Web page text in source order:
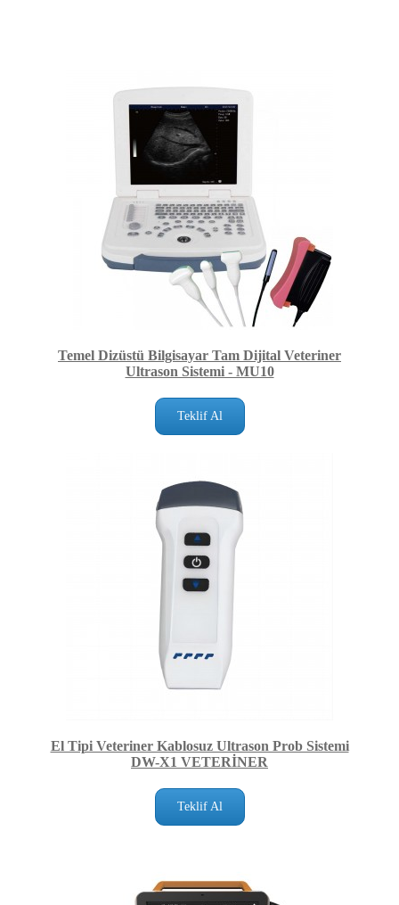
Temel Dizüstü Bilgisayar Tam Dijital Veteriner
Ultrason Sistemi - MU10
Teklif Al
El Tipi Veteriner Kablosuz Ultrason Prob Sistemi
DW-X1 VETERİNER
Teklif Al